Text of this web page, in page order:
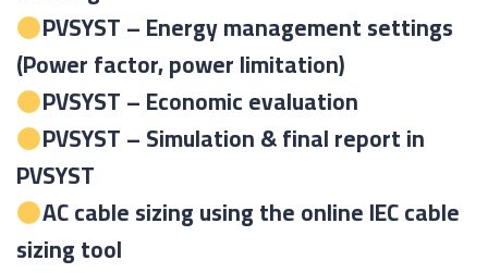
PVSYST – Energy management settings
(Power factor, power limitation)
PVSYST – Economic evaluation
PVSYST – Simulation & final report in
PVSYST
AC cable sizing using theonline IEC cable
sizing tool